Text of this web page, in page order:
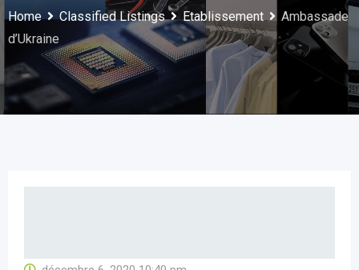
Home Classified Listings Etablissement
Ambassade
d’Ukraine